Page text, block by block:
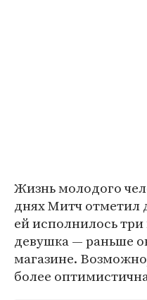
Жизнь молодого
днях Митч отметил
ей исполнилось три
девушка — раньше
магазине.
более